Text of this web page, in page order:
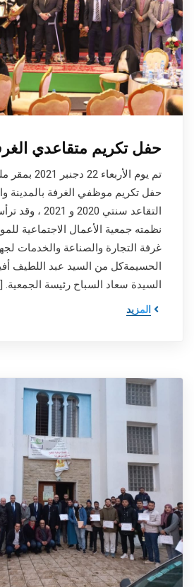
حفل تكريم متقاعدي
تم يوم
حفل تكريم موظفي الغرفة بالمدينة
التقاعد سنتي
نظمته جمعية الأعمال الاجتماعية
غرفة التجارة والصناعة والخدمات
الحسيمةكل من السيد عبد اللطيف
السيدة سعاد السباح رئيسة الجمعية.
المزيد